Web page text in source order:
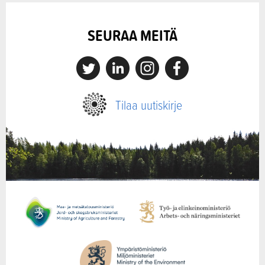
SEURAA MEITÄ
X LinkedinInstagramFacebook
Tilaa uutiskirje